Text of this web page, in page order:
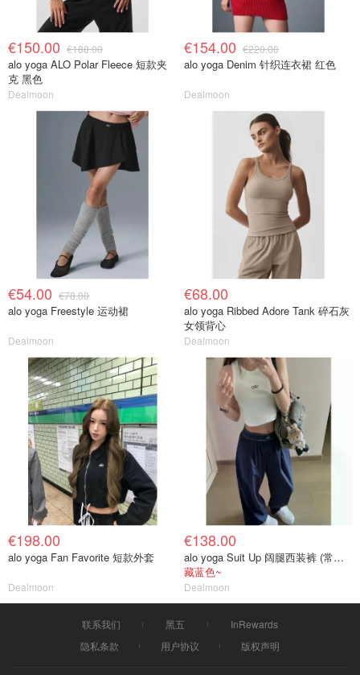
€150.00 €188.00
alo yoga ALO Polar Fleece 短款夹
克 黑色
Dealmoon
€154.00 €220.00
alo yoga Denim 针织连衣裙 红色
Dealmoon
€54.00 €78.00
alo yoga Freestyle 运动裙
Dealmoon
€68.00
alo yoga Ribbed Adore Tank 碎石灰
女领背心
Dealmoon
€198.00
alo yoga Fan Favorite 短款外套
Dealmoon
€138.00
alo yoga Suit Up 阔腿西装裤 (常规款)
藏蓝色~
Dealmoon
联系我们 黑五
InRewards
隐私条款
用户协议 版权声明